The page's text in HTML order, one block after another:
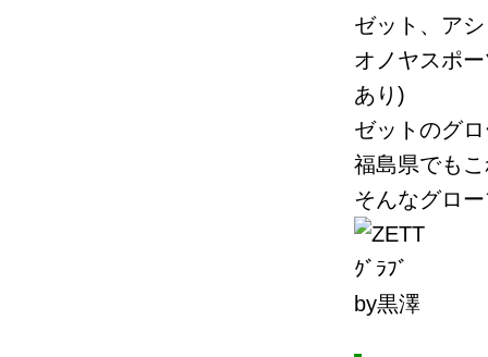
ゼット、ア
オノヤスポ
あり)
ゼットのグ
福島県でも
そんなグロ
by黒澤